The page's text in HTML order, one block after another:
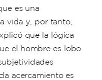
es una
vida y, por tanto,
que la lógica
el hombre es lobo
acercamiento es